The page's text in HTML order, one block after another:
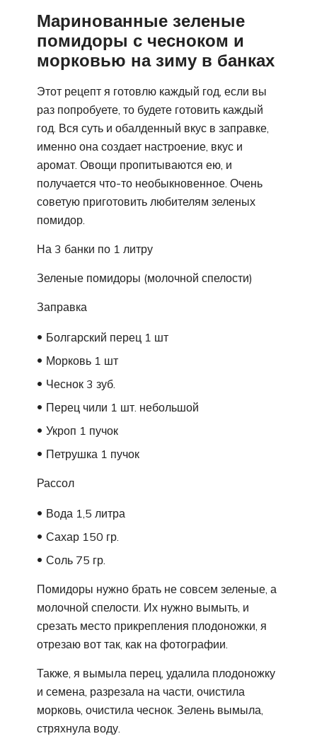
Маринованные зеленые
помидоры с чесноком и
морковью на зиму в банках
Этот рецепт я готовлю каждый год, если вы
раз попробуете, то будете готовить каждый
год. Вся суть и обалденный вкус в заправке,
именно она создает настроение, вкус и
аромат. Овощи пропитываются ею, и
получается что-то необыкновенное. Очень
советую приготовить любителям зеленых
помидор.
На 3 банки по 1 литру
Зеленые помидоры (молочной спелости)
Заправка
Болгарский перец 1 шт
Морковь 1 шт
Чеснок 3 зуб.
Перец чили 1 шт. небольшой
Укроп 1 пучок
Петрушка 1 пучок
Рассол
Вода 1,5 литра
Сахар 150 гр.
Соль 75 гр.
Помидоры нужно брать не совсем зеленые, а
молочной спелости. Их нужно вымыть, и
срезать место прикрепления плодоножки, я
отрезаю вот так, как на фотографии.
Также, я вымыла перец, удалила плодоножку
и семена, разрезала на части, очистила
морковь, очистила чеснок. Зелень вымыла,
стряхнула воду.